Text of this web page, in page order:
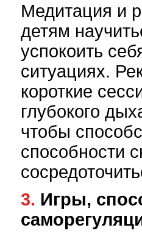
Медитация и
детям
успокоить
ситуациях.
короткие
глубокого
чтобы
способности
3. Игры, способствующие развитию